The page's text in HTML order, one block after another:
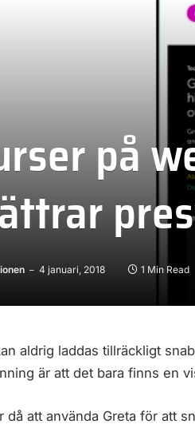
på
4 januari, 2018 1 Min Read
aldrig laddas tillräckligt
är att det bara finns en
då att använda Greta för att